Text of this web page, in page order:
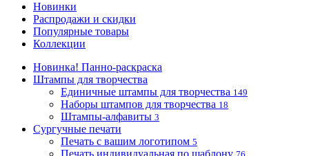
Новинки
Распродажи и скидки
Популярные товары
Коллекции
Новинка! Панно-раскраска
Штампы для творчества
Единичные штампы для творчества 149
Наборы штампов для творчества 18
Штампы-алфавиты 3
Сургучные печати
Печать с вашим логотипом 5
Печать индивидуальная по шаблону